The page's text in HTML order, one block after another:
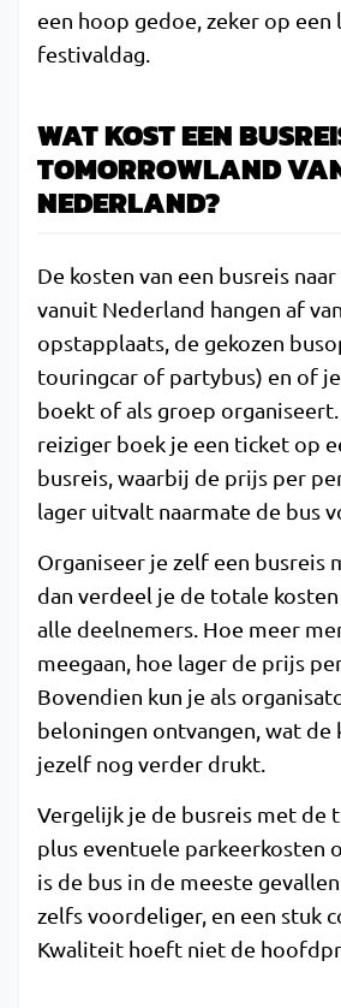
een hoop gedoe, zeker op een
festivaldag.
WAT KOST EEN
TOMORROWLAND
NEDERLAND?
De kosten van een busreis
vanuit Nederland hangen af
opstapplaats, de gekozen
touringcar of partybus) en of
boekt of als groep
reiziger boek je een ticket op
busreis, waarbij de prijs per
lager uitvalt naarmate de bus
Organiseer je zelf een busreis
dan verdeel je de totale
alle deelnemers. Hoe meer
meegaan, hoe lager de prijs
Bovendien kun je als
beloningen ontvangen, wat de
jezelf nog verder drukt.
Vergelijk je de busreis met de
plus eventuele parkeerkosten
is de bus in de meeste
zelfs voordeliger, en een stuk
Kwaliteit hoeft niet de